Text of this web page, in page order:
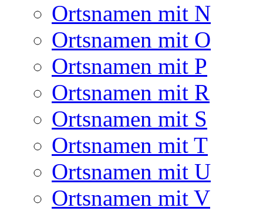
Ortsnamen mit N
Ortsnamen mit O
Ortsnamen mit P
Ortsnamen mit R
Ortsnamen mit S
Ortsnamen mit T
Ortsnamen mit U
Ortsnamen mit V